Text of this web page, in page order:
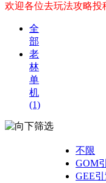
欢迎各位去玩法攻略投
全
部
老
林
单
机
(1)
筛选
不限
GOM
GEE